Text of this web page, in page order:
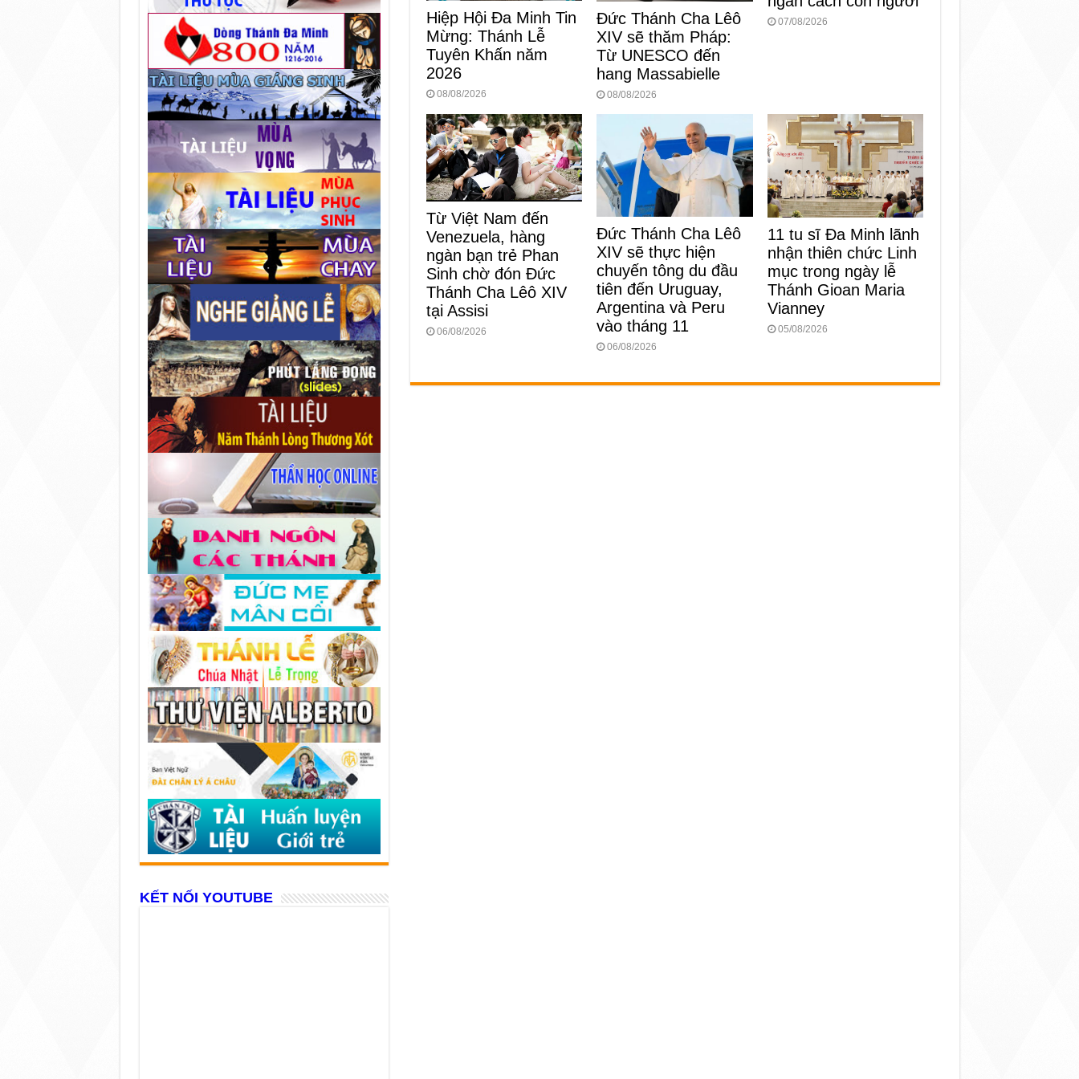
Hiệp Hội Đa Minh Tin
Mừng: Thánh Lễ
Tuyên Khấn năm
2026
08/08/2026
Đức Thánh Cha Lêô
XIV sẽ thăm Pháp:
Từ UNESCO đến
hang Massabielle
08/08/2026
07/08/2026
Từ Việt Nam đến
Venezuela, hàng
ngàn bạn trẻ Phan
Sinh chờ đón Đức
Thánh Cha Lêô XIV
tại Assisi
06/08/2026
Đức Thánh Cha Lêô
XIV sẽ thực hiện
chuyến tông du đầu
tiên đến Uruguay,
Argentina và Peru
vào tháng 11
06/08/2026
11 tu sĩ Đa Minh lãnh
nhận thiên chức Linh
mục trong ngày lễ
Thánh Gioan Maria
Vianney
05/08/2026
KẾT NỐI YOUTUBE